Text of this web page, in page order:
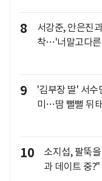
8
서강준, 안은진
착…'너말고다른
9
'김부장 딸' 서수
미…땀 뻘뻘 뒤
10
소지섭, 팔뚝
과 데이트 중?"